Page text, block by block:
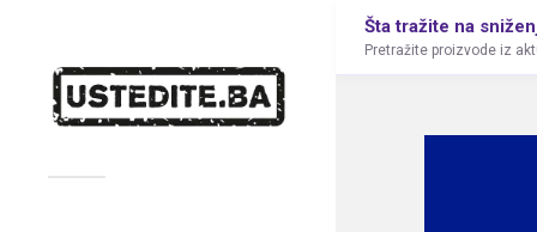
Šta tražite na
Pretražite proizvode iz